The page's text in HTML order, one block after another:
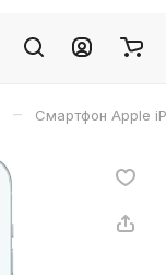
– Смартфон Apple